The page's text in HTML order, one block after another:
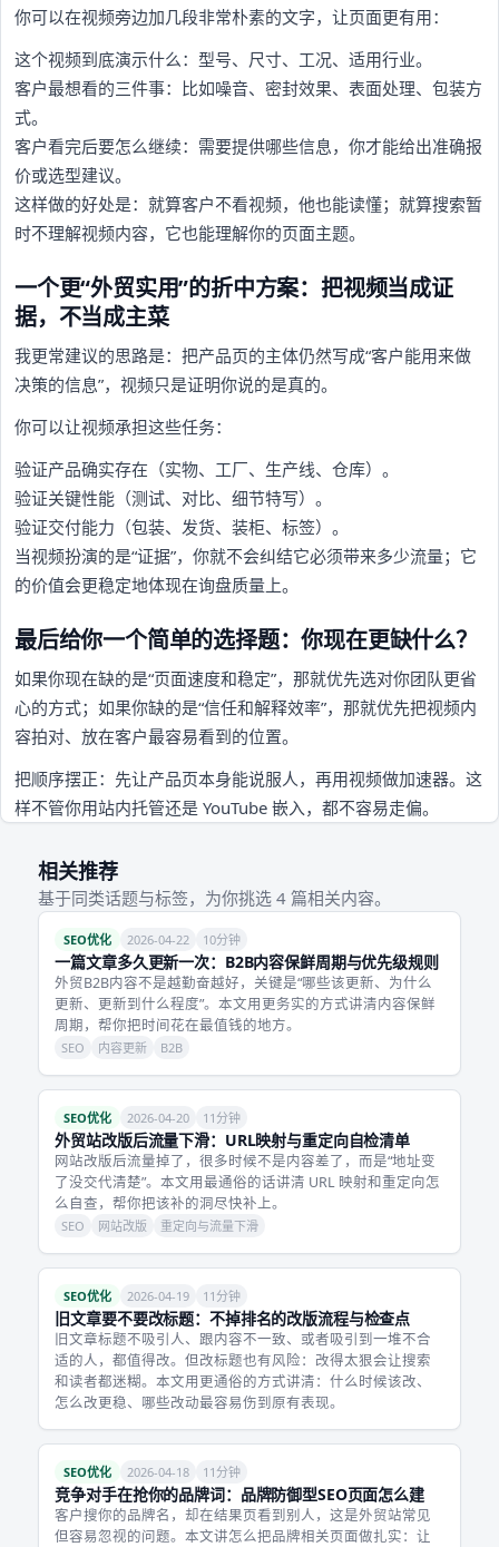
你可以在视频旁边加几段非常朴素的文字，让页面更有用：
这个视频到底演示什么：型号、尺寸、工况、适用行业。
客户最想看的三件事：比如噪音、密封效果、表面处理、包装方
式。
客户看完后要怎么继续：需要提供哪些信息，你才能给出准确报
价或选型建议。
这样做的好处是：就算客户不看视频，他也能读懂；就算搜索暂
时不理解视频内容，它也能理解你的页面主题。
一个更“外贸实用”的折中方案：把视频当成证
据，不当成主菜
我更常建议的思路是：把产品页的主体仍然写成“客户能用来做
决策的信息”，视频只是证明你说的是真的。
你可以让视频承担这些任务：
验证产品确实存在（实物、工厂、生产线、仓库）。
验证关键性能（测试、对比、细节特写）。
验证交付能力（包装、发货、装柜、标签）。
当视频扮演的是“证据”，你就不会纠结它必须带来多少流量；它
的价值会更稳定地体现在询盘质量上。
最后给你一个简单的选择题：你现在更缺什么？
如果你现在缺的是“页面速度和稳定”，那就优先选对你团队更省
心的方式；如果你缺的是“信任和解释效率”，那就优先把视频内
容拍对、放在客户最容易看到的位置。
把顺序摆正：先让产品页本身能说服人，再用视频做加速器。这
样不管你用站内托管还是 YouTube 嵌入，都不容易走偏。
相关推荐
基于同类话题与标签，为你挑选 4 篇相关内容。
SEO优化 2026-04-22 10分钟
一篇文章多久更新一次：B2B内容保鲜周期与优先级规则
外贸B2B内容不是越勤奋越好，关键是“哪些该更新、为什么
更新、更新到什么程度”。本文用更务实的方式讲清内容保鲜
周期，帮你把时间花在最值钱的地方。
SEO 内容更新 B2B
SEO优化 2026-04-20 11分钟
外贸站改版后流量下滑：URL映射与重定向自检清单
网站改版后流量掉了，很多时候不是内容差了，而是“地址变
了没交代清楚”。本文用最通俗的话讲清 URL 映射和重定向怎
么自查，帮你把该补的洞尽快补上。
SEO 网站改版 重定向与流量下滑
SEO优化 2026-04-19 11分钟
旧文章要不要改标题：不掉排名的改版流程与检查点
旧文章标题不吸引人、跟内容不一致、或者吸引到一堆不合
适的人，都值得改。但改标题也有风险：改得太狠会让搜索
和读者都迷糊。本文用更通俗的方式讲清：什么时候该改、
怎么改更稳、哪些改动最容易伤到原有表现。
SEO优化 2026-04-18 11分钟
竞争对手在抢你的品牌词：品牌防御型SEO页面怎么建
客户搜你的品牌名，却在结果页看到别人，这是外贸站常见
但容易忽视的问题。本文讲怎么把品牌相关页面做扎实：让